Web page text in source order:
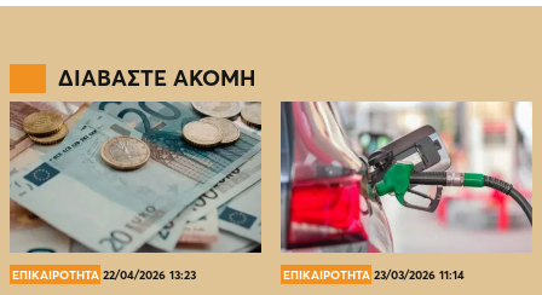
ΔΙΑΒΑΣΤΕ ΑΚΟΜΗ
ΕΠΙΚΑΙΡΟΤΗΤΑ 22/04/2026 13:23 ΕΠΙΚΑΙΡΟΤΗΤΑ 23/03/2026 11:14